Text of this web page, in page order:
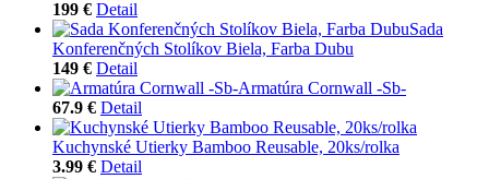
199 € Detail
Sada
Konferenčných Stolíkov Biela, Farba Dubu
149 € Detail
Armatúra Cornwall -Sb-
67.9 € Detail
Kuchynské Utierky Bamboo Reusable, 20ks/rolka
3.99 € Detail